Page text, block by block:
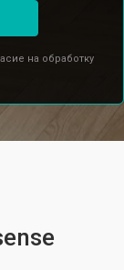
на обработку